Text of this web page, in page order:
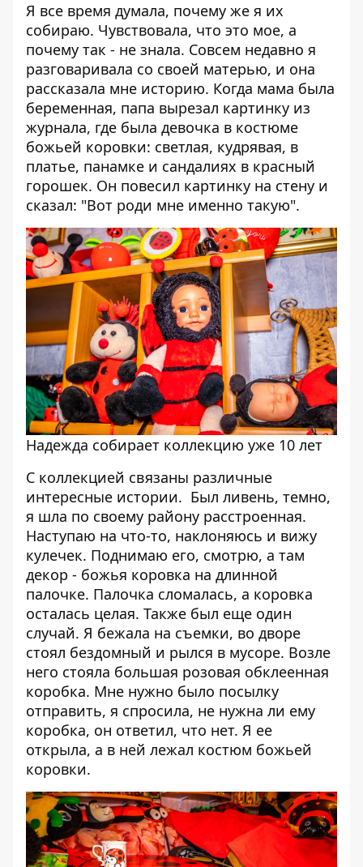
Я все время думала, почему же я их
собираю. Чувствовала, что это мое, а
почему так - не знала. Совсем недавно я
разговаривала со своей матерью, и она
рассказала мне историю. Когда мама была
беременная, папа вырезал картинку из
журнала, где была девочка в костюме
божьей коровки: светлая, кудрявая, в
платье, панамке и сандалиях в красный
горошек. Он повесил картинку на стену и
сказал: "Вот роди мне именно такую".
Надежда собирает коллекцию уже 10 лет
С коллекцией связаны различные
интересные истории. Был ливень, темно,
я шла по своему району расстроенная.
Наступаю на что-то, наклоняюсь и вижу
кулечек. Поднимаю его, смотрю, а там
декор - божья коровка на длинной
палочке. Палочка сломалась, а коровка
осталась целая. Также был еще один
случай. Я бежала на съемки, во дворе
стоял бездомный и рылся в мусоре. Возле
него стояла большая розовая обклеенная
коробка. Мне нужно было посылку
отправить, я спросила, не нужна ли ему
коробка, он ответил, что нет. Я ее
открыла, а в ней лежал костюм божьей
коровки.